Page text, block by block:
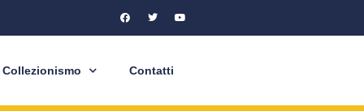
Collezionismo Contatti